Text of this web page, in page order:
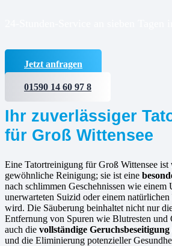
Jetzt anfragen
01590 14 60 97 8
Ihr zuverlässiger
für Groß Wittensee
Eine Tatortreinigung für Groß Wittensee ist
gewöhnliche Reinigung; sie ist eine
nach schlimmen Geschehnissen wie einem
unerwarteten Suizid oder einem
wird. Die Säuberung beinhaltet nicht nur
Entfernung von Spuren wie Blutresten und
auch die vollständige Geruchsbeseitigung
und die Eliminierung potenzieller